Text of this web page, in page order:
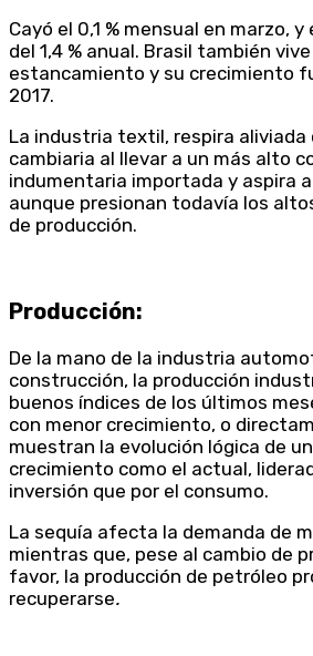
Cayó el 0,1 % mensual en marzo,
del 1,4 % anual. Brasil también
estancamiento y su crecimiento
2017.
La industria textil, respira aliviada
cambiaria al llevar a un más alto
indumentaria importada y aspira
aunque presionan todavía los
de producción.
Producción:
De la mano de la industria
construcción, la producción
buenos índices de los últimos
con menor crecimiento, o
muestran la evolución lógica de
crecimiento como el actual,
inversión que por el consumo.
La sequía afecta la demanda de
mientras que, pese al cambio de
favor, la producción de petróleo
recuperarse.